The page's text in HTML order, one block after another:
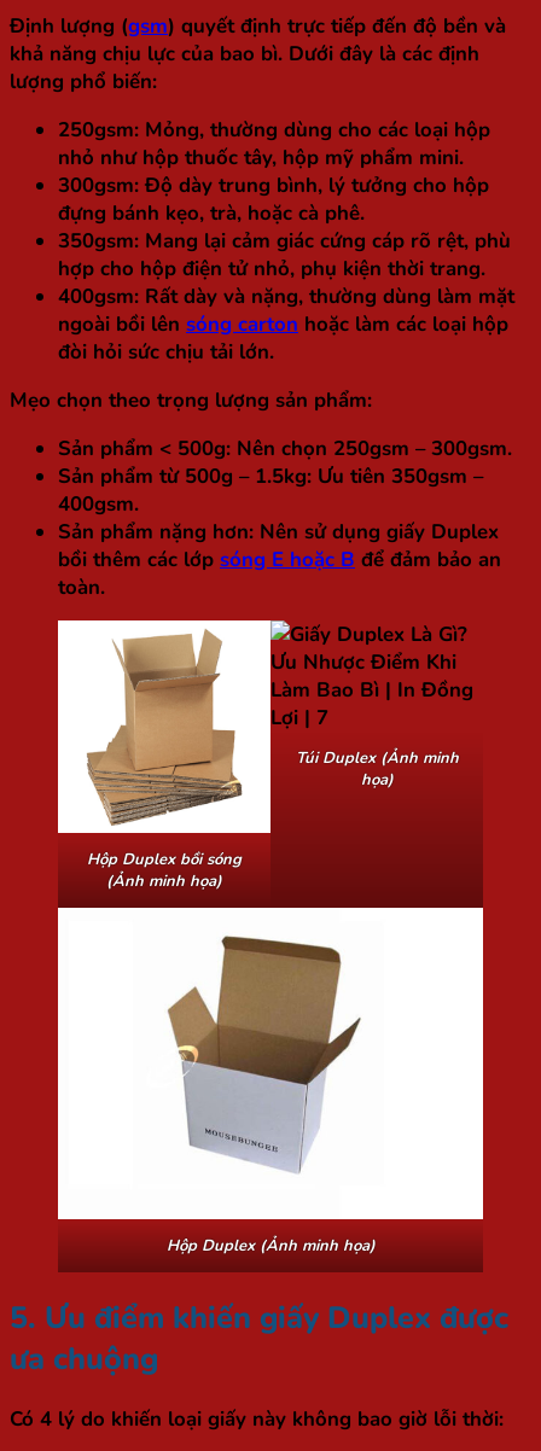
Định lượng (gsm) quyết định trực tiếp đến độ bền và
khả năng chịu lực của bao bì. Dưới đây là các định
lượng phổ biến:
250gsm: Mỏng, thường dùng cho các loại hộp
nhỏ như hộp thuốc tây, hộp mỹ phẩm mini.
300gsm: Độ dày trung bình, lý tưởng cho hộp
đựng bánh kẹo, trà, hoặc cà phê.
350gsm: Mang lại cảm giác cứng cáp rõ rệt, phù
hợp cho hộp điện tử nhỏ, phụ kiện thời trang.
400gsm: Rất dày và nặng, thường dùng làm mặt
ngoài bồi lên sóng carton hoặc làm các loại hộp
đòi hỏi sức chịu tải lớn.
Mẹo chọn theo trọng lượng sản phẩm:
Sản phẩm < 500g: Nên chọn 250gsm – 300gsm.
Sản phẩm từ 500g – 1.5kg: Ưu tiên 350gsm –
400gsm.
Sản phẩm nặng hơn: Nên sử dụng giấy Duplex
bồi thêm các lớp sóng E hoặc B để đảm bảo an
toàn.
Hộp Duplex bồi sóng
(Ảnh minh họa)
Túi Duplex (Ảnh minh
họa)
Hộp Duplex (Ảnh minh họa)
5. Ưu điểm khiến giấy Duplex được
ưa chuộng
Có 4 lý do khiến loại giấy này không bao giờ lỗi thời: